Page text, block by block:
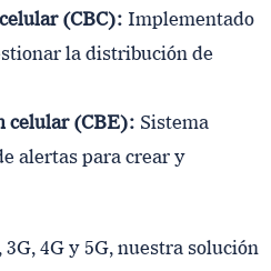
(CBC): Implementado
la distribución de
celular (CBE): Sistema
alertas para crear y
4G y 5G, nuestra solución